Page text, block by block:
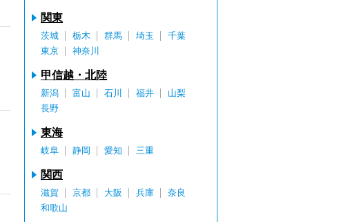
関東
茨城 栃木 群馬 埼玉
千葉
東京
神奈川
甲信越・北陸
新潟 富山 石川 福井
山梨
長野
東海
岐阜 静岡 愛知 三重
関西
滋賀 京都 大阪 兵庫
奈良
和歌山